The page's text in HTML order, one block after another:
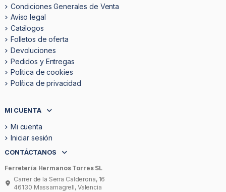
Condiciones Generales de Venta
Aviso legal
Catálogos
Folletos de oferta
Devoluciones
Pedidos y Entregas
Politica de cookies
Política de privacidad
MI CUENTA
Mi cuenta
Iniciar sesión
CONTÁCTANOS
Ferretería Hermanos Torres SL
Carrer de la Serra Calderona, 16
46130 Massamagrell, Valencia